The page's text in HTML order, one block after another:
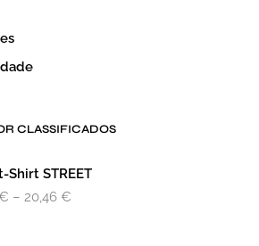
CLASSIFICADOS
Shirt STREET
– 20,46 €